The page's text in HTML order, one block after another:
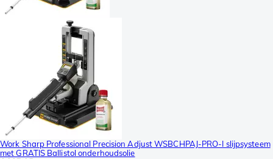
Work Sharp Professional Precision Adjust WSBCHPAJ-PRO-I slijpsysteem
met GRATIS Ballistol onderhoudsolie